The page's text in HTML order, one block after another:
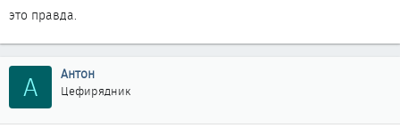
это правда.
А Антон
Цефирядник